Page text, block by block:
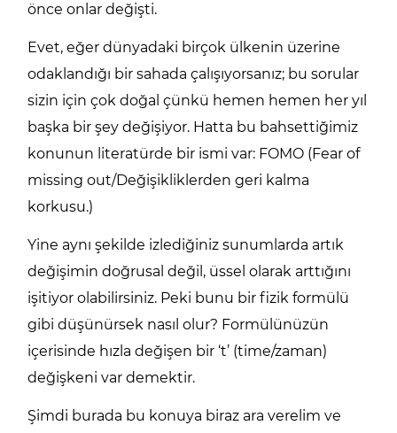
önce onlar değişti.
Evet, eğer dünyadaki birçok ülkenin üzerine
odaklandığı bir sahada çalışıyorsanız; bu sorular
sizin için çok doğal çünkü hemen hemen her yıl
başka bir şey değişiyor. Hatta bu bahsettiğimiz
konunun literatürde bir ismi var: FOMO (Fear of
missing out/Değişikliklerden geri kalma
korkusu.)
Yine aynı şekilde izlediğiniz sunumlarda artık
değişimin doğrusal değil, üssel olarak arttığını
işitiyor olabilirsiniz. Peki bunu bir fizik formülü
gibi düşünürsek nasıl olur? Formülünüzün
içerisinde hızla değişen bir ‘t’ (time/zaman)
değişkeni var demektir.
Şimdi burada bu konuya biraz ara verelim ve